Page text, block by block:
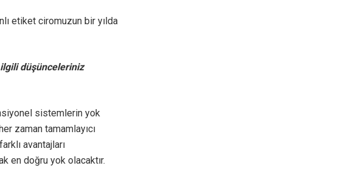
etiket ciromuzun bir yılda
düşünceleriniz
sistemlerin yok
zaman tamamlayıcı
avantajları
en doğru yok olacaktır.